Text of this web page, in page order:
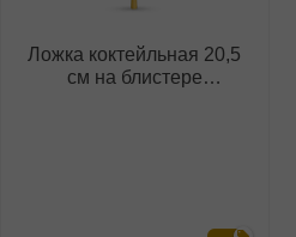
Ложка коктейльная 20,5
см на блистере